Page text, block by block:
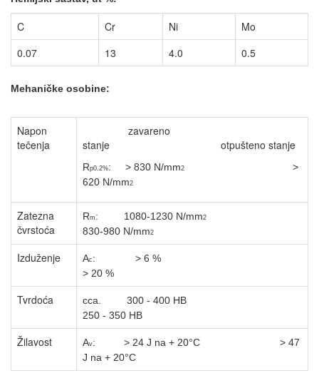
C Cr Ni
Mo
0.07
13 4.0 0.5
Mehaničke osobine:
Napon
tečenja
zavareno
stanje otpušteno stanje
Rp0.2%: > 830 N/mm2
>
620 N/mm2
Zatezna
čvrstoća
Rm: 1080-1230 N/mm2
830-980 N/mm2
Izduženje Ac: > 6 %
> 20 %
Tvrdoća cca.
300 - 400 HB
250 - 350 HB
Žilavost Av: > 24 J na + 20°C > 47
J na + 20°C